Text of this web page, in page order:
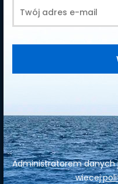
Administratorem danych
wiecej:
SIRENA Diving
ul. Wrocławska 5a
55-020 Wojkowice
@: sirena@sirena-